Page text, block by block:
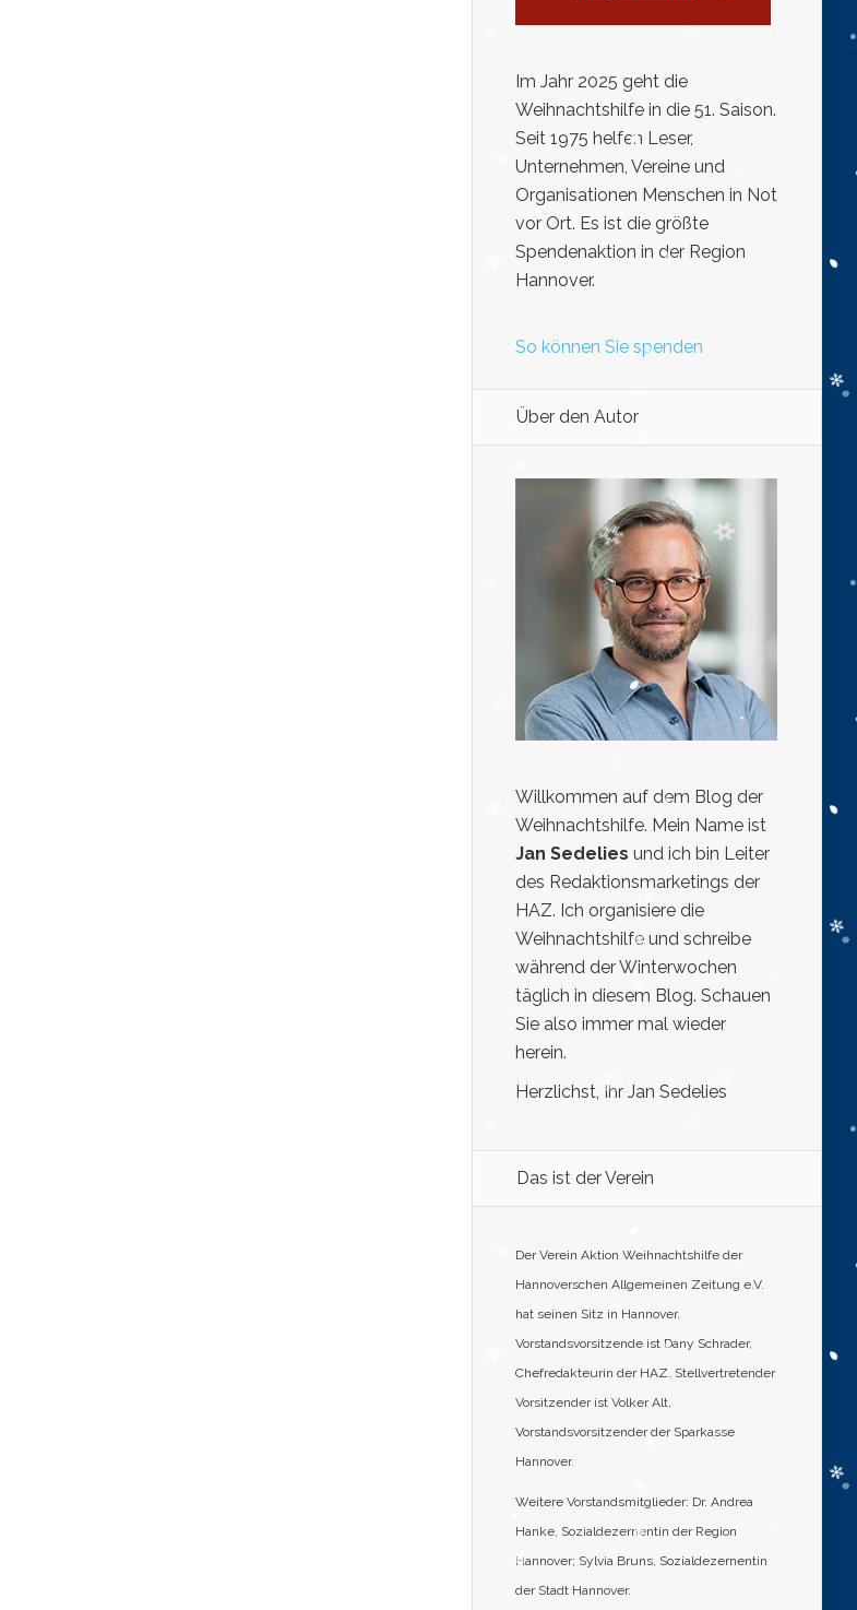
Im Jahr 2025 geht die
Weihnachtshilfe in die 51. Saison.
Seit 1975 helfen Leser,
Unternehmen, Vereine und
Organisationen Menschen in Not
vor Ort. Es ist die größte
Spendenaktion in der Region
Hannover.
So können Sie spenden
Über den Autor
Willkommen auf dem Blog der
Weihnachtshilfe. Mein Name ist
Jan Sedelies und ich bin Leiter
des Redaktionsmarketings der
HAZ. Ich organisiere die
Weihnachtshilfe und schreibe
während der Winterwochen
täglich in diesem Blog. Schauen
Sie also immer mal wieder
herein.
Herzlichst, Ihr Jan Sedelies
Das ist der Verein
Der Verein Aktion Weihnachtshilfe der
Hannoverschen Allgemeinen Zeitung e.V.
hat seinen Sitz in Hannover.
Vorstandsvorsitzende ist Dany Schrader,
Chefredakteurin der HAZ. Stellvertretender
Vorsitzender ist Volker Alt,
Vorstandsvorsitzender der Sparkasse
Hannover.
Weitere Vorstandsmitglieder: Dr. Andrea
Hanke, Sozialdezernentin der Region
Hannover; Sylvia Bruns, Sozialdezernentin
der Stadt Hannover.